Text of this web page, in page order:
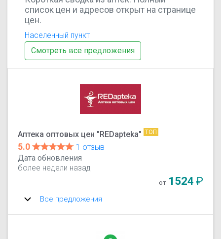
список цен и адресов открыт на странице
цен.
Населенный пункт
Смотреть все предложения
Аптека оптовых цен "REDapteka" ТОП
5.0
1 отзыв
Дата обновления
более недели назад
от 1524₽
Все предложения